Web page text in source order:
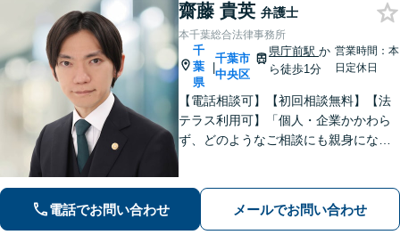
齋藤 貴英 弁護士
本千葉総合法律事務所
千
葉
県
|
千葉市
中央区
県庁前駅か
ら徒歩1分
営業時間：本
日定休日
【電話相談可】【初回相談無料】【法
テラス利用可】「個人・企業かかわら
ず、どのようなご相談にも親身になっ
幅広くサポート。【夜間・休日面談
可】【完全個室】【本千葉駅徒歩３
電話でお問い合わせ メールでお問い合わせ